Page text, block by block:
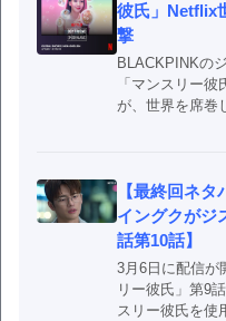
彼氏」Netflix
撃
BLACKPINKの
「マンスリー彼
が、世界を席巻
【最終回ネ
イングクがジ
話第10話】
3月6日に配信が
リー彼氏」第9
スリー彼氏を使